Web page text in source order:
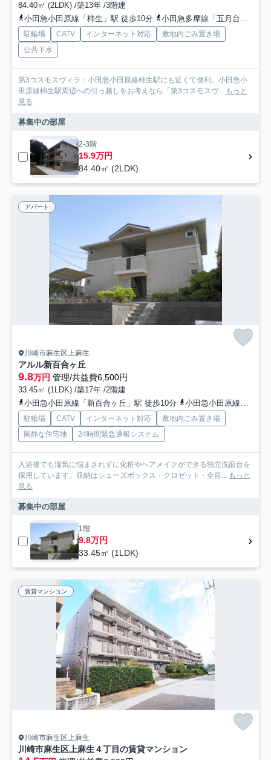
84.40㎡ (2LDK) /築13年 /3階建
小田急小田原線「柿生」駅 徒歩10分
小田急多摩線「五月台」駅 徒歩15分
駐輪場 CATV インターネット対応
敷地内ごみ置き場
公共下水
第3コスモスヴィラ：小田急小田原線柿生駅にも近くて便利。小田急小
田原線柿生駅周辺への引っ越しをお考えなら「第3コスモスヴ... もっと
見る
募集中の部屋
2-3階
15.9万円
84.40㎡ (2LDK)
アパート
川崎市麻生区上麻生
アルル新百合ヶ丘
9.8万円 管理/共益費6,500円
33.45㎡ (1LDK) /築17年 /2階建
小田急小田原線「新百合ヶ丘」駅 徒歩10分
小田急小田原線「柿生」駅 徒歩15分
駐輪場 CATV インターネット対応
敷地内ごみ置き場
閑静な住宅地
24時間緊急通報システム
入浴後でも湿気に悩まされずに化粧やヘアメイクができる独立洗面台を
採用しています。収納はシューズボックス・クロゼット・全居... もっと
見る
募集中の部屋
1階
9.8万円
33.45㎡ (1LDK)
賃貸マンション
川崎市麻生区上麻生
川崎市麻生区上麻生４丁目の賃貸マンション